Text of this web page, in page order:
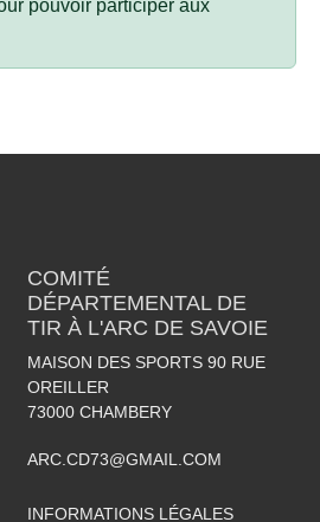
pouvoir participer aux
COMITÉ
DÉPARTEMENTAL DE
TIR À L'ARC DE SAVOIE
MAISON DES SPORTS 90 RUE
OREILLER
73000 CHAMBERY
ARC.CD73@GMAIL.COM
INFORMATIONS LÉGALES